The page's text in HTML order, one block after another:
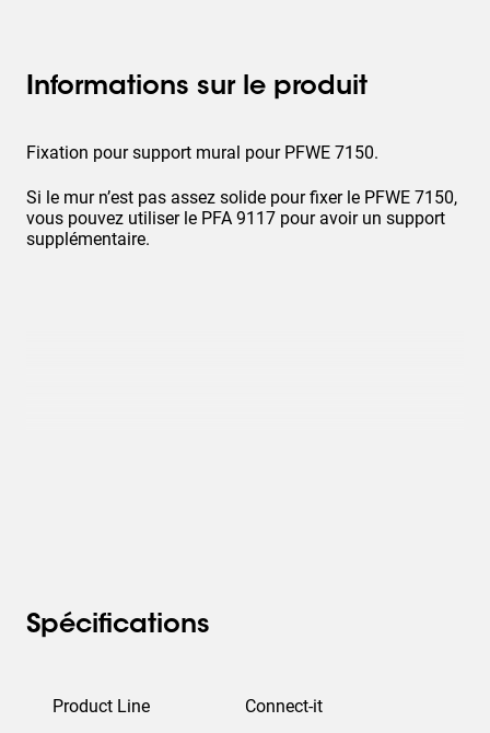
Informations sur le produit
Fixation pour support mural pour PFWE 7150.
Si le mur n’est pas assez solide pour fixer le PFWE 7150,
vous pouvez utiliser le PFA 9117 pour avoir un support
supplémentaire.
Spécifications
Product Line Connect-it